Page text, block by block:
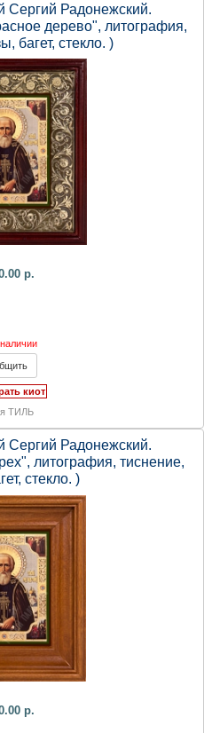
Сергий Радонежский.
дерево", литография,
багет, стекло. )
р.
киот
ТИЛЬ
Сергий Радонежский.
литография, тиснение,
стекло. )
р.